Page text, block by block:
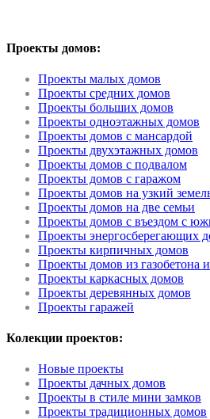
Проекты домов:
Проекты малых домов
Проекты средних домов
Проекты больших домов
Проекты одноэтажных домов
Проекты домов с мансардой
Проекты двухэтажных домов
Проекты домов с подвалом
Проекты домов с гаражом
Проекты домов на узкий
Проекты домов на две семьи
Проекты домов с въездом с
Проекты энергосберегающих
Проекты кирпичных домов
Проекты домов из газобетона
Проекты каркасных домов
Проекты деревянных домов
Проекты гаражей
Колекции проектов:
Новые проекты
Проекты дачных домов
Проекты в стиле мини замков
Проекты традиционных домов